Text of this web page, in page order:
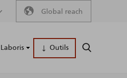
Global reach
Main
Laboris Outils